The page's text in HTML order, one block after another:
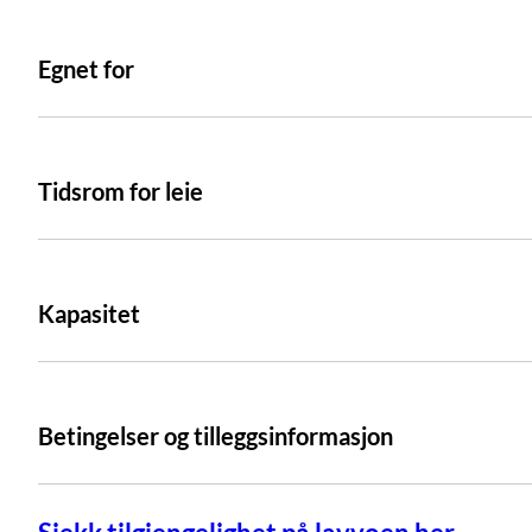
Egnet for
Tidsrom for leie
Kapasitet
Betingelser og tilleggsinformasjon